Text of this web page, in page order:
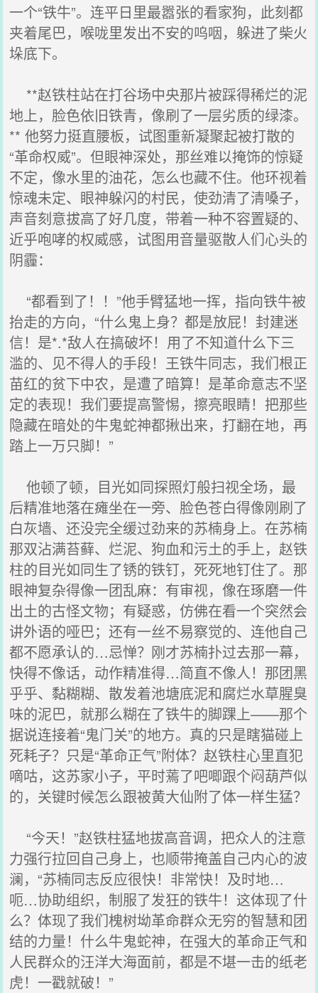
一个“铁牛”。连平日里最嚣张的看家狗，此刻都
夹着尾巴，喉咙里发出不安的呜咽，躲进了柴火
垛底下。
**赵铁柱站在打谷场中央那片被踩得稀烂的泥
地上，脸色依旧铁青，像刷了一层劣质的绿漆。
** 他努力挺直腰板，试图重新凝聚起被打散的
“革命权威”。但眼神深处，那丝难以掩饰的惊疑
不定，像水里的油花，怎么也藏不住。他环视着
惊魂未定、眼神躲闪的村民，使劲清了清嗓子，
声音刻意拔高了好几度，带着一种不容置疑的、
近乎咆哮的权威感，试图用音量驱散人们心头的
阴霾：
“都看到了！！”他手臂猛地一挥，指向铁牛被
抬走的方向，“什么鬼上身？都是放屁！封建迷
信！是*.*敌人在搞破坏！用了不知道什么下三
滥的、见不得人的手段！王铁牛同志，我们根正
苗红的贫下中农，是遭了暗算！是革命意志不坚
定的表现！我们要提高警惕，擦亮眼睛！把那些
隐藏在暗处的牛鬼蛇神都揪出来，打翻在地，再
踏上一万只脚！”
他顿了顿，目光如同探照灯般扫视全场，最
后精准地落在瘫坐在一旁、脸色苍白得像刚刷了
白灰墙、还没完全缓过劲来的苏楠身上。在苏楠
那双沾满苔藓、烂泥、狗血和污土的手上，赵铁
柱的目光如同生了锈的铁钉，死死地钉住了。那
眼神复杂得像一团乱麻：有审视，像在琢磨一件
出土的古怪文物；有疑惑，仿佛在看一个突然会
讲外语的哑巴；还有一丝不易察觉的、连他自己
都不愿承认的…忌惮？刚才苏楠扑过去那一幕，
快得不像话，动作精准得…简直不像人！那团黑
乎乎、黏糊糊、散发着池塘底泥和腐烂水草腥臭
味的泥巴，就那么糊在了铁牛的脚踝上——那个
据说连接着“鬼门关”的地方。真的只是瞎猫碰上
死耗子？只是“革命正气”附体？赵铁柱心里直犯
嘀咕，这苏家小子，平时蔫了吧唧跟个闷葫芦似
的，关键时候怎么跟被黄大仙附了体一样生猛？
“今天！”赵铁柱猛地拔高音调，把众人的注意
力强行拉回自己身上，也顺带掩盖自己内心的波
澜，“苏楠同志反应很快！非常快！及时地…
呃…协助组织，制服了发狂的铁牛！这体现了什
么？体现了我们槐树坳革命群众无穷的智慧和团
结的力量！什么牛鬼蛇神，在强大的革命正气和
人民群众的汪洋大海面前，都是不堪一击的纸老
虎！一戳就破！”